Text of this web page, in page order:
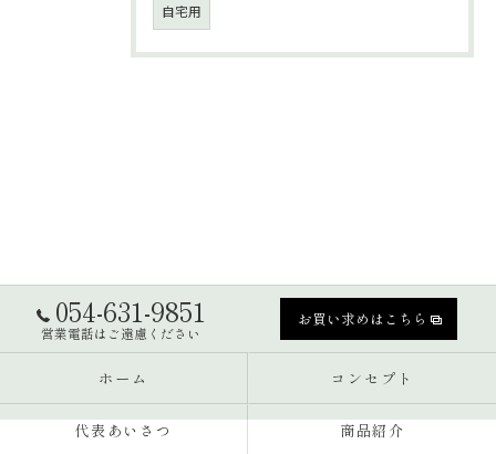
自宅用
054-631-9851
営業電話はご遠慮ください
お買い求めはこちら
ホーム コンセプト
代表あいさつ 商品紹介